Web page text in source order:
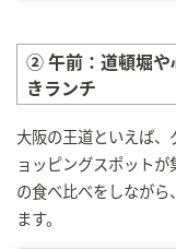
② 午前：道頓堀や
きランチ
大阪の王道といえば
ョッピングスポット
の食べ比べをしなが
ます。